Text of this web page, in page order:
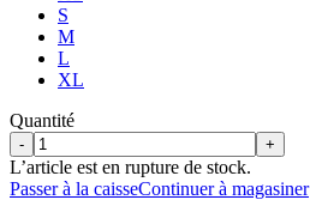
S
M
L
XL
Quantité
- +
L’article est en rupture de stock.
Passer à la caisseContinuer à magasiner